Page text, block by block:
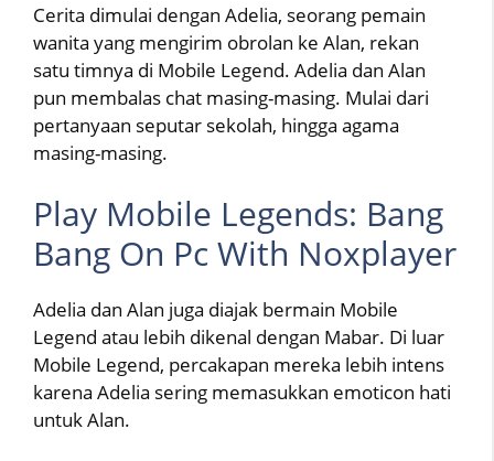
Cerita dimulai dengan Adelia, seorang pemain
wanita yang mengirim obrolan ke Alan, rekan
satu timnya di Mobile Legend. Adelia dan Alan
pun membalas chat masing-masing. Mulai dari
pertanyaan seputar sekolah, hingga agama
masing-masing.
Play Mobile Legends: Bang
Bang On Pc With Noxplayer
Adelia dan Alan juga diajak bermain Mobile
Legend atau lebih dikenal dengan Mabar. Di luar
Mobile Legend, percakapan mereka lebih intens
karena Adelia sering memasukkan emoticon hati
untuk Alan.